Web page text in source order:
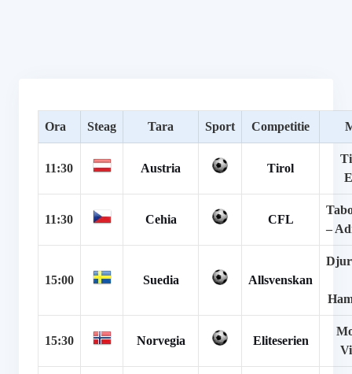
Ora Steag Tara Sport Competitie
11:30 Austria Tirol
11:30 Cehia CFL
–
15:00 Suedia Allsvenskan
15:30 Norvegia Eliteserien